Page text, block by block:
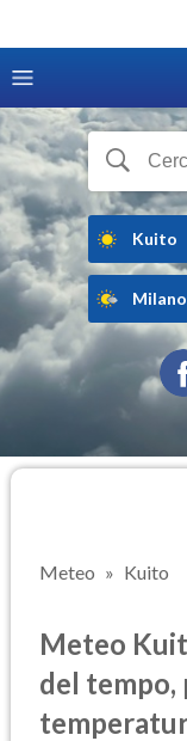
Kuito
Milano
Meteo Kuito
Meteo
del tempo,